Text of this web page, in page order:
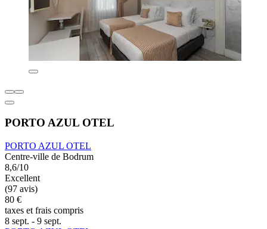
PORTO AZUL OTEL
PORTO AZUL OTEL
Centre-ville de Bodrum
8,6/10
Excellent
(97 avis)
80 €
taxes et frais compris
8 sept. - 9 sept.